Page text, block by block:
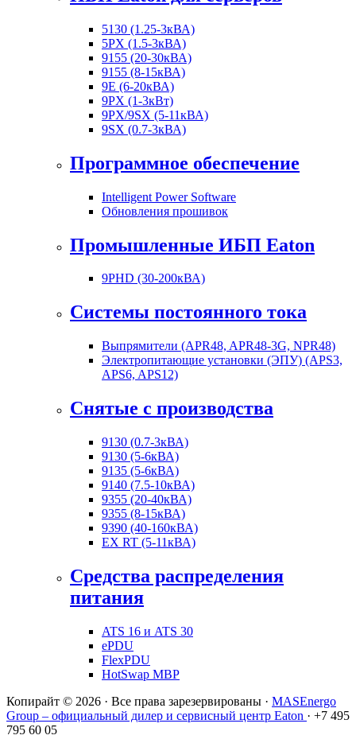
5130 (1.25-3кВА)
5PX (1.5-3кВА)
9155 (20-30кВА)
9155 (8-15кВА)
9E (6-20кВА)
9PX (1-3кВт)
9PX/9SX (5-11кВА)
9SX (0.7-3кВА)
Программное обеспечение
Intelligent Power Software
Обновления прошивок
Промышленные ИБП Eaton
9PHD (30-200кВА)
Системы постоянного тока
Выпрямители (APR48, APR48-3G, NPR48)
Электропитающие установки (ЭПУ) (APS3,
APS6, APS12)
Снятые с производства
9130 (0.7-3кВА)
9130 (5-6кВА)
9135 (5-6кВА)
9140 (7.5-10кВА)
9355 (20-40кВА)
9355 (8-15кВА)
9390 (40-160кВА)
EX RT (5-11кВА)
Средства распределения
питания
ATS 16 и ATS 30
ePDU
FlexPDU
HotSwap MBP
Копирайт © 2026 · Все права зарезервированы · MASEnergo
Group – официальный дилер и сервисный центр Eaton · +7 495
795 60 05